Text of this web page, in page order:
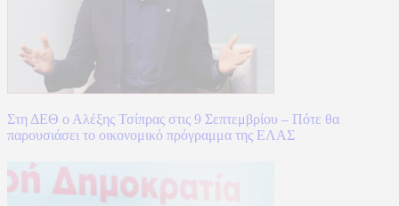
Στη ΔΕΘ ο Αλέξης Τσίπρας στις 9 Σεπτεμβρίου – Πότε θα
παρουσιάσει το οικονομικό πρόγραμμα της ΕΛΑΣ